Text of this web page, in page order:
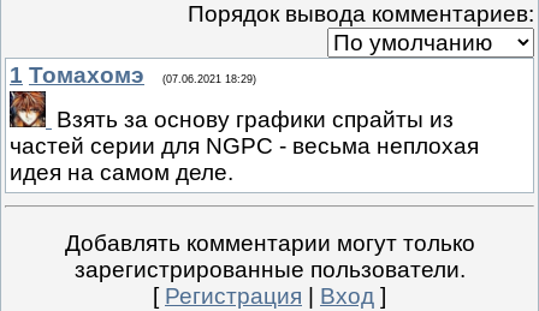
Порядок вывода комментариев:
1 Томахомэ (07.06.2021 18:29)
Взять за основу графики спрайты из
частей серии для NGPC - весьма неплохая
идея на самом деле.
Добавлять комментарии могут только
зарегистрированные пользователи.
[ Регистрация Вход ]